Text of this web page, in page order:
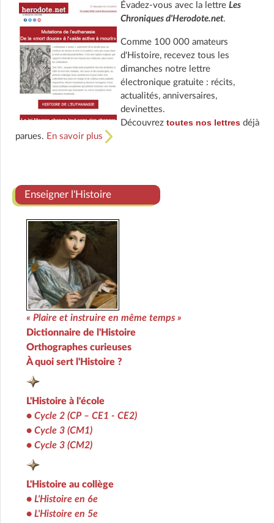
Évadez-vous avec la lettre Les
Chroniques d'Herodote.net.
Comme 100 000 amateurs
d'Histoire, recevez tous les
dimanches notre lettre
électronique gratuite : récits,
actualités, anniversaires,
devinettes.
Découvrez toutes nos lettresdéjà
parues. En savoir plus
Enseigner l'Histoire
« Plaire et instruire en même temps »
Dictionnaire de l'Histoire
Orthographes curieuses
À quoi sert l'Histoire ?
L'Histoire à l'école
• Cycle 2 (CP – CE1 - CE2)
• Cycle 3 (CM1)
• Cycle 3 (CM2)
L'Histoire au collège
• L'Histoire en 6e
• L'Histoire en 5e